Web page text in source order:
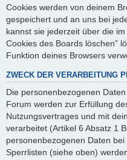
Cookies werden von deinem
gespeichert und an uns bei
kannst sie jederzeit über die
Cookies des Boards löschen”
Funktion deines Browsers
ZWECK DER VERARBEITUNG
Die personenbezogenen
Forum werden zur Erfüllung
Nutzungsvertrages und mit
verarbeitet (Artikel 6 Absatz 1
personenbezogenen Daten
Sperrlisten (siehe oben)